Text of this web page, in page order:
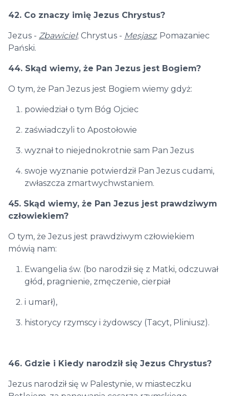
42. Co znaczy imię Jezus Chrystus?
Jezus - Zbawiciel; Chrystus - Mesjasz; Pomazaniec
Pański.
44. Skąd wiemy, że Pan Jezus jest Bogiem?
O tym, że Pan Jezus jest Bogiem wiemy gdyż:
powiedział o tym Bóg Ojciec
zaświadczyli to Apostołowie
wyznał to niejednokrotnie sam Pan Jezus
swoje wyznanie potwierdził Pan Jezus cudami,
zwłaszcza zmartwychwstaniem.
45. Skąd wiemy, że Pan Jezus jest prawdziwym
człowiekiem?
O tym, że Jezus jest prawdziwym człowiekiem
mówią nam:
Ewangelia św. (bo narodził się z Matki, odczuwał
głód, pragnienie, zmęczenie, cierpiał
i umarł),
historycy rzymscy i żydowscy (Tacyt, Pliniusz).
46. Gdzie i Kiedy narodził się Jezus Chrystus?
Jezus narodził się w Palestynie, w miasteczku